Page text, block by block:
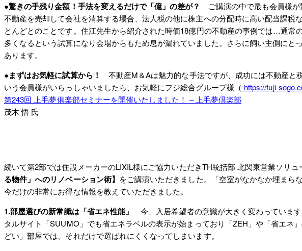
●驚きの手残り金額！手法を変えるだけで「億」の差が？
ご講演の中で最も会員様
不動産を売却して会社を清算する場合、法人税の他に株主への分配時に高い配当課
とんどとのことです。住江先生から紹介された時価18億円の不動産の事例では…通
多くなるという試算になり会場からもため息が漏れていました。さらに飼い主側に
あります。
●まずはお気軽に試算から！
不動産M＆Aは魅力的な手法ですが、成功には不動産と
いう会員様がいらっしゃいましたら、お気軽にフジ総合グループ様（ https://fuji-
第243回 上毛夢俱楽部セミナーを開催いたしました！ – 上毛夢倶楽部
茂木 悟 氏
続いて第2部では住設メーカーのLIXIL様にご協力いただきTH統括部 北関東営業ソリ
る物件」へのリノベーション術】 をご講演いただきました。「空室がなかなか埋まら
今だけの非常にお得な情報を教えていただきました。
1.部屋選びの新常識は「省エネ性能」
今、入居希望者の意識が大きく変わっていま
タルサイト「SUUMO」でも省エネラベルの表示が始まっており「ZEH」や「省エ
どい」部屋では、それだけで選ばれにくくなってしまいます。